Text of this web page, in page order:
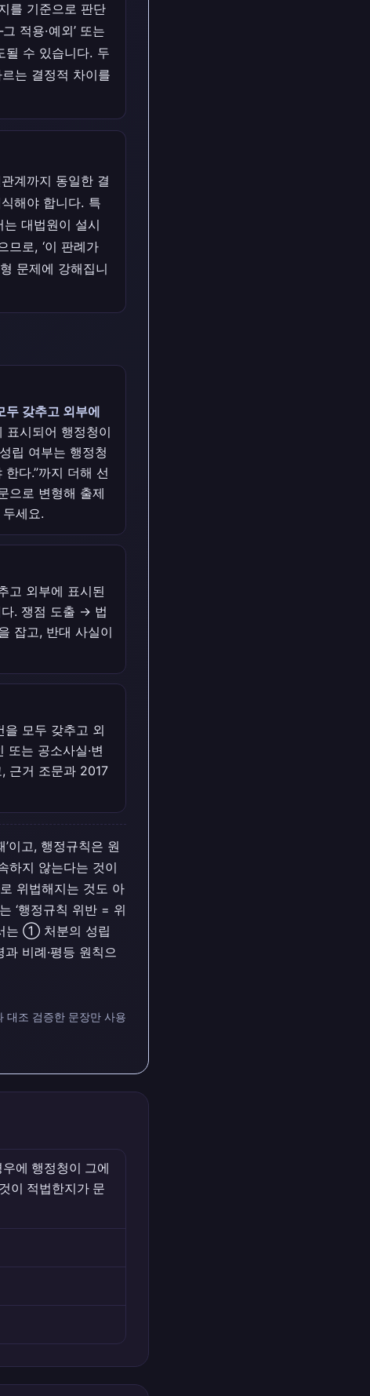
를 기준으로 판단
적용·예외’ 또는
될 수 있습니다. 두
는 결정적 차이를
계까지 동일한 결
해야 합니다. 특
대법원이 설시
므로, ‘이 판례가
문제에 강해집니
두 갖추고 외부에
표시되어 행정청이
립 여부는 행정청
다.”까지 더해 선
으로 변형해 출제
세요.
고 외부에 표시된
. 쟁점 도출 → 법
잡고, 반대 사실이
을 모두 갖추고 외
또는 공소사실·변
근거 조문과 2017
이고, 행정규칙은 원
하지 않는다는 것이
위법해지는 것도 아
‘행정규칙 위반 = 위
는 ① 처분의 성립
비례·평등 원칙으
대조 검증한 문장만 사용
에 행정청이 그에
이 적법한지가 문